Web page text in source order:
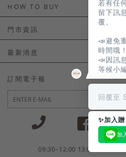
HOW TO BUY
如何購買
會員常見問題
訂單常見問題
商品售後服務
電子發票
門市資訊
門市資訊
最新消息
LINE官方會員活動
訂閱電子報
09:30~12:00 13:00~18:30 /
若有任
留下訊
覆。
📣避免
時間哦！
📣因訊
等候小
回覆至
✨加入
加